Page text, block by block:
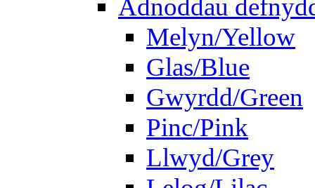
Adnoddau
Melyn/Yellow
Glas/Blue
Gwyrdd/Green
Pinc/Pink
Llwyd/Grey